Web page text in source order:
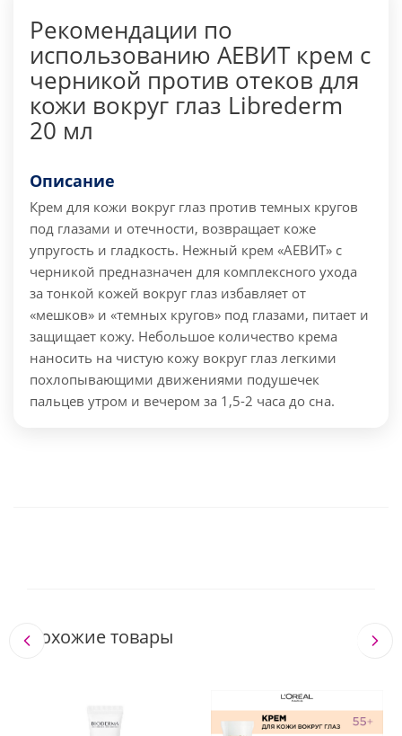
Рекомендации по
использованию АЕВИТ крем с
черникой против отеков для
кожи вокруг глаз Librederm
20 мл
Описание
Крем для кожи вокруг глаз против темных кругов
под глазами и отечности, возвращает коже
упругость и гладкость. Нежный крем «АЕВИТ» с
черникой предназначен для комплексного ухода
за тонкой кожей вокруг глаз избавляет от
«мешков» и «темных кругов» под глазами, питает и
защищает кожу. Небольшое количество крема
наносить на чистую кожу вокруг глаз легкими
похлопывающими движениями подушечек
пальцев утром и вечером за 1,5-2 часа до сна.
Похожие товары